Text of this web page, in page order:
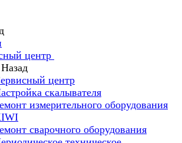
центр
Назад
центр
скалывателя
измерительного оборудования
сварочного оборудования